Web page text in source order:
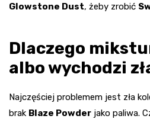
Glowstone Dust, żeby zrobić
Dlaczego
albo wychodzi
Najczęściej problemem jest zła
brak Blaze Powder jako paliwa.